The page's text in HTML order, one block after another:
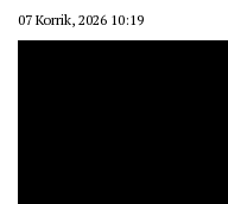
07 Korrik, 2026 10:19